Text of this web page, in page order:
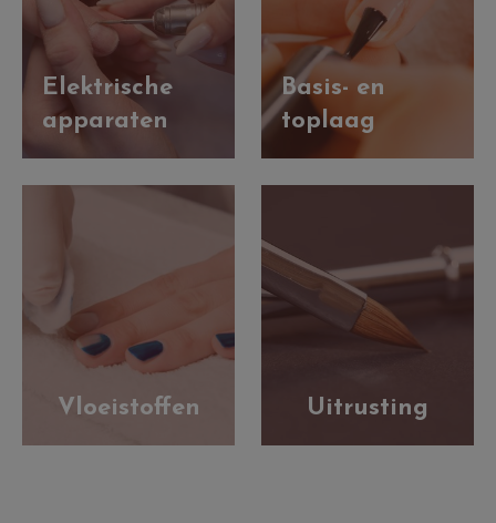
Elektrische
apparaten
Basis- en
toplaag
Vloeistoffen Uitrusting